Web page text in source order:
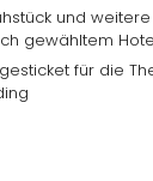
und weitere
gewähltem
für die